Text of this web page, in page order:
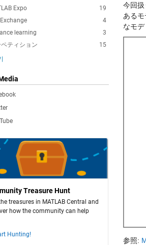
19
Expo
4
3
learning
15
ペティション
Treasure Hunt
treasures in MATLAB Central and
how the community can help
Hunting!
今回
ある
なモ
参照: